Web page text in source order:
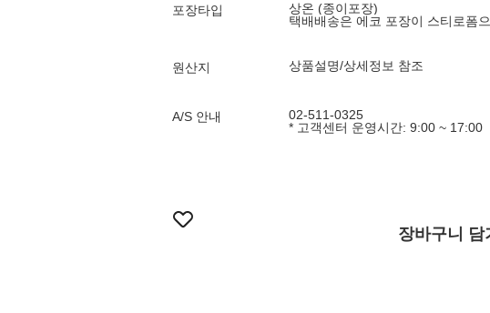
포장타입
상온 (종이포장)
택배배송은 에코 포장이 스티로폼
원산지 상품설명/상세정보 참조
A/S 안내
02-511-0325
* 고객센터 운영시간: 9:00 ~ 17:00
장바구니 담